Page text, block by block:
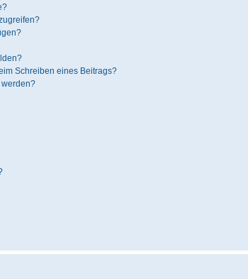
Schreiben eines Beitrags?
werden?